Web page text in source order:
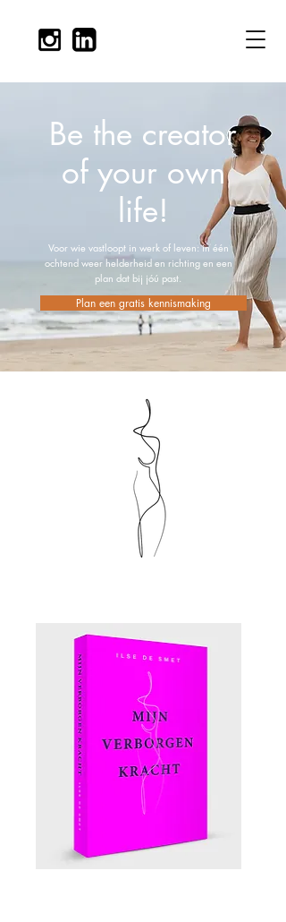
Be the creator
of your own
life!
Voor wie vastloopt in werk of leven: in één
ochtend weer helderheid en richting en een
plan dat bij jóú past.
Plan een gratis kennismaking